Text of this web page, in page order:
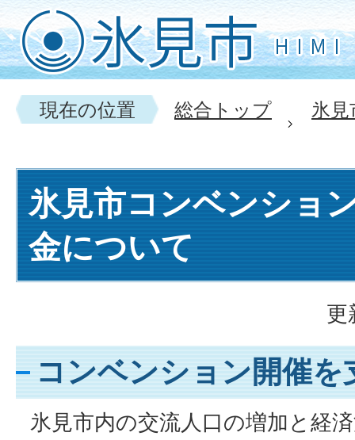
現在の位置 総合トップ 氷
氷見市コンベンショ
金について
更
コンベンション開催を
氷見市内の交流人口の増加と経